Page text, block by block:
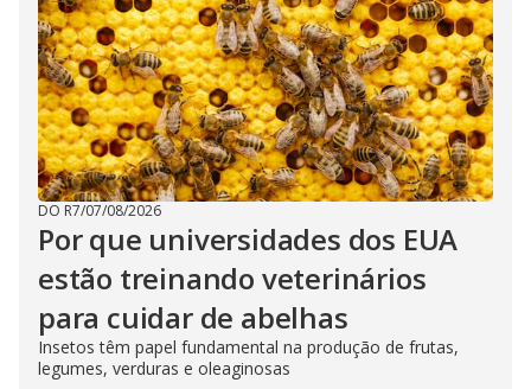
DO R7/07/08/2026
Por que universidades dos EUA
estão treinando veterinários
para cuidar de abelhas
Insetos têm papel fundamental na produção de frutas,
legumes, verduras e oleaginosas